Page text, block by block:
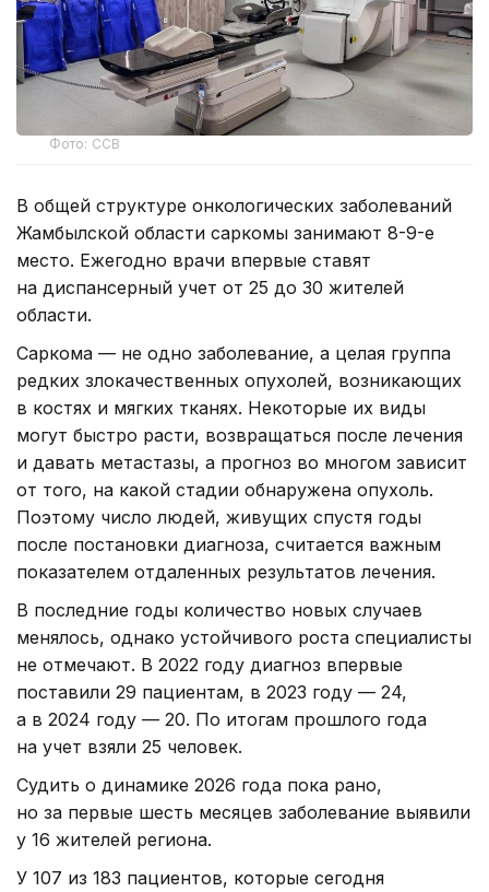
Фото: ССВ
В общей структуре онкологических заболеваний
Жамбылской области саркомы занимают 8-9-е
место. Ежегодно врачи впервые ставят
на диспансерный учет от 25 до 30 жителей
области.
Саркома — не одно заболевание, а целая группа
редких злокачественных опухолей, возникающих
в костях и мягких тканях. Некоторые их виды
могут быстро расти, возвращаться после лечения
и давать метастазы, а прогноз во многом зависит
от того, на какой стадии обнаружена опухоль.
Поэтому число людей, живущих спустя годы
после постановки диагноза, считается важным
показателем отдаленных результатов лечения.
В последние годы количество новых случаев
менялось, однако устойчивого роста специалисты
не отмечают. В 2022 году диагноз впервые
поставили 29 пациентам, в 2023 году — 24,
а в 2024 году — 20. По итогам прошлого года
на учет взяли 25 человек.
Судить о динамике 2026 года пока рано,
но за первые шесть месяцев заболевание выявили
у 16 жителей региона.
У 107 из 183 пациентов, которые сегодня